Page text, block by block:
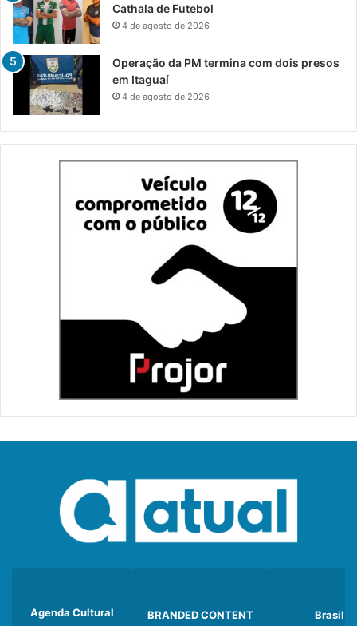
Cathala de Futebol
4 de agosto de 2026
Operação da PM termina com dois presos
em Itaguaí
4 de agosto de 2026
Agenda Cultural BRANDED CONTENT Brasil